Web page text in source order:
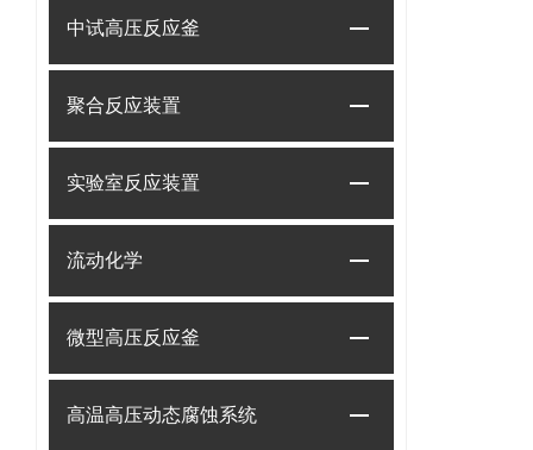
中试高压反应釜
聚合反应装置
实验室反应装置
流动化学
微型高压反应釜
高温高压动态腐蚀系统